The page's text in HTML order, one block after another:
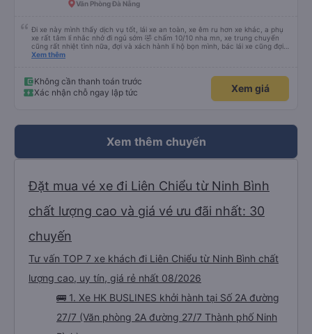
Văn Phòng Đà Nẵng
Đi xe này mình thấy dịch vụ tốt, lái xe an toàn, xe êm ru hơn xe khác, a phụ
xe rất tâm lí nhắc nhở đi ngủ sớm 🤣 chấm 10/10 nha mn, xe trung chuyển
cũng rất nhiệt tình nữa, đợi và xách hành lí hộ bọn mình, bác lái xe cũng đợi
mn đi vệ sinh xong mới đi chứ ko vội vàng mắng khách như xe khác, nên đi
thấy thế
Xem thêm
Không cần thanh toán trước
Xác nhận chỗ ngay lập tức
Xem giá
Xem thêm chuyến
Đặt mua vé xe đi Liên Chiểu từ Ninh Bình
chất lượng cao và giá vé ưu đãi nhất: 30
chuyến
Tư vấn TOP 7 xe khách đi Liên Chiểu từ Ninh Bình chất
lượng cao, uy tín, giá rẻ nhất 08/2026
🚌 1. Xe HK BUSLINES khởi hành tại Số 2A đường
27/7 (Văn phòng 2A đường 27/7 Thành phố Ninh